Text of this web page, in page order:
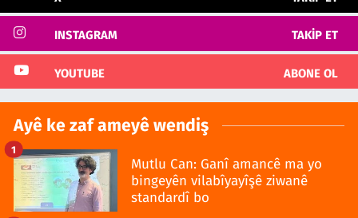
INSTAGRAM TAKIP ET
YOUTUBE ABONE OL
Ayê ke zaf ameyê wendiş
Mutlu Can: Ganî amancê ma yo
bingeyên vilabîyayîşê ziwanê
standardî bo
1